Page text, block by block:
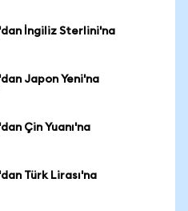
İngiliz Sterlini'na
Japon Yeni'na
Çin Yuanı'na
Türk Lirası'na